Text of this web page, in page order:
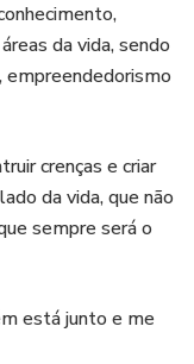
da vida, sendo
empreendedorismo
crenças e criar
da vida, que não
sempre será o
está junto e me